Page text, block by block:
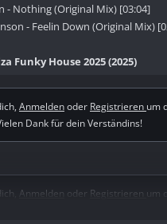
- Nothing (Original Mix) [03:04]
- Feelin Down (Original Mix)
Funky House 2025 (2025)
Anmeldenoder Registrieren um
Dank für dein Verständins!
Anmelden oder Registrieren um